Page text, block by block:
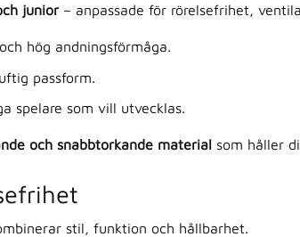
junior– anpassade för rörelsefrihet,
hög andningsförmåga.
passform.
spelare som vill utvecklas.
och snabbtorkande material som håller
stil, funktion och hållbarhet.